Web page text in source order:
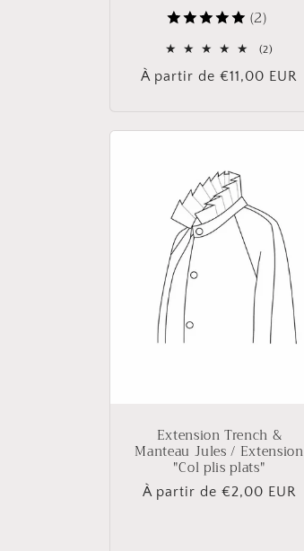
(2)
(2)
des
Prix
À partir de €11,00 EUR
Extension Trench &
Manteau Jules / Extension
"Col plis plats"
Prix
À partir de €2,00 EUR